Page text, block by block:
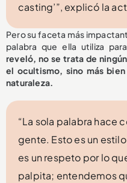
casting’”, explicó la
Pero su faceta más
palabra que ella utiliza
reveló, no se trata de
el ocultismo, sino más
naturaleza.
“La sola palabra hace
gente. Esto es un
es un respeto por lo
palpita; entendemos